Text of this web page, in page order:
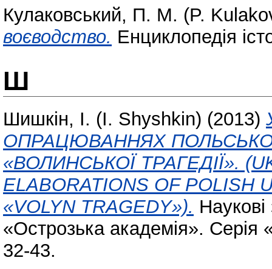
Кулаковський, П. М. (P.
воєводство. Енциклопедія
Ш
Шишкін, І. (I. Shyshkin) (2013)
ОПРАЦЮВАННЯХ
«ВОЛИНСЬКОЇ ТРАГЕДІЇ».
ELABORATIONS OF POLISH
«VOLYN TRAGEDY»).
«Острозька академія». Серія
32-43.